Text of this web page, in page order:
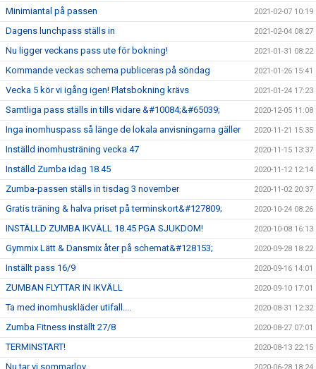
Minimiantal på passen 2021-02-07 10:19
Dagens lunchpass ställs in 2021-02-04 08:27
Nu ligger veckans pass ute för bokning! 2021-01-31 08:22
Kommande veckas schema publiceras på söndag 2021-01-26 15:41
Vecka 5 kör vi igång igen! Platsbokning krävs 2021-01-24 17:23
Samtliga pass ställs in tills vidare &#10084;&#65039; 2020-12-05 11:08
Inga inomhuspass så länge de lokala anvisningarna gäller 2020-11-21 15:35
Inställd inomhusträning vecka 47 2020-11-15 13:37
Inställd Zumba idag 18.45 2020-11-12 12:14
Zumba-passen ställs in tisdag 3 november 2020-11-02 20:37
Gratis träning & halva priset på terminskort&#127809; 2020-10-24 08:26
INSTÄLLD ZUMBA IKVÄLL 18.45 PGA SJUKDOM! 2020-10-08 16:13
Gymmix Lätt & Dansmix åter på schemat&#128153; 2020-09-28 18:22
Inställt pass 16/9 2020-09-16 14:01
ZUMBAN FLYTTAR IN IKVÄLL 2020-09-10 17:01
Ta med inomhuskläder utifall.... 2020-08-31 12:32
Zumba Fitness inställt 27/8 2020-08-27 07:01
TERMINSTART! 2020-08-13 22:15
Nu tar vi sommarlov.